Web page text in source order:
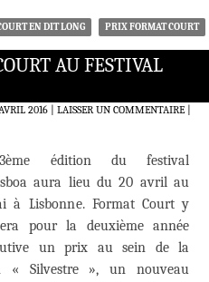
EN DIT LONG PRIX FORMAT COURT
AU FESTIVAL
2016 LAISSER UN COMMENTAIRE|
édition du festival
aura lieu du 20 avril au
à Lisbonne. Format Court y
pour la deuxième année
un prix au sein de la
« Silvestre », un nouveau